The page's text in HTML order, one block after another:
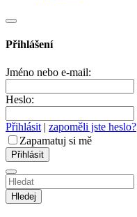
Přihlášení
Jméno nebo e-mail:
Heslo:
Přihlásit | zapoměli jste heslo?
Zapamatuj si mě
Hledej